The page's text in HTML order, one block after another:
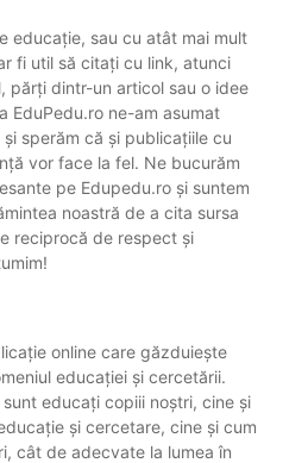
educație, sau cu atât mai mult
fi util să citați cu link, atunci
părți dintr-un articol sau o idee
EduPedu.ro ne-am asumat
sperăm că și publicațiile cu
vor face la fel. Ne bucurăm
pe Edupedu.ro și suntem
noastră de a cita sursa
reciprocă de respect și
online care găzduiește
educației și cercetării.
educați copiii noștri, cine și
și cercetare, cine și cum
cât de adecvate la lumea în